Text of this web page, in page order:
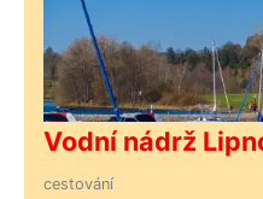
Vodní nádrž
cestování